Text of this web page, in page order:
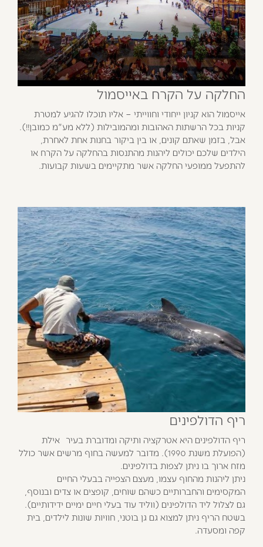
החלקה על הקרח באייסמול
אייסמול הוא קניון ייחודי וחווייתי – אליו תוכלו להגיע למטרת
קניות בכל הרשתות האהובות ומהמובילות (ללא מע"מ כמובן!!).
אבל, בזמן שאתם קונים, או בין ביקור בחנות אחת לאחרת,
הילדים שלכם יכולים ליהנות מהתנסות בהחלקה על הקרח או
להתפעל ממופעי החלקה אשר מתקיימים בשעות קבועות.
ריף הדולפינים
ריף הדולפינים היא אטרקציה ותיקה ומדוברת בעיר אילת
(הפועלת משנת 1990). מדובר למעשה בחוף מרשים אשר כולל
מזח ארוך בו ניתן לצפות בדולפינים.
ניתן ליהנות מהחוף עצמו, מעצם הצפייה בבעלי החיים
המקסימים והחברותיים כשהם שוחים, קופצים או צדים ובנוסף,
גם לצלול ליד הדולפינים (ווליד עוד בעלי חיים ימיים ידידותיים).
בשטח הריף ניתן למצוא גם גן בוטני, חוויות שונות לילדים, בית
קפה ומסעדה.